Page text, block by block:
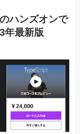
ハンズオンで
年最新版